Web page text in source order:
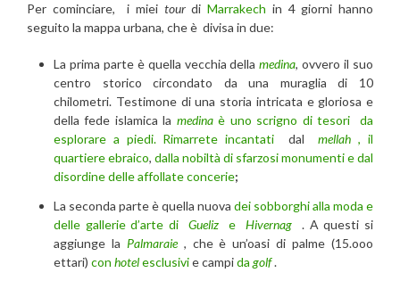
Per cominciare, i miei tourdiMarrakech in 4 giorni hanno
seguito la mappa urbana, che è divisa in due:
La prima parte è quella vecchia dellamedina, ovvero il suo
centro storico circondato da una muraglia di 10
chilometri. Testimone di una storia intricata e gloriosa e
della fede islamica la medinaè uno scrigno di tesori da
esplorare a piedi. Rimarrete incantati dal mellah , il
quartiere ebraico, dalla nobiltà di sfarzosi monumenti e dal
disordine delle affollate concerie;
La seconda parte è quella nuova dei sobborghi alla moda e
delle gallerie d’arte di GuelizeHivernag
. A questi si
aggiunge la Palmaraie, che è un’oasi di palme (15.ooo
ettari) con hotelesclusivie campida golf.